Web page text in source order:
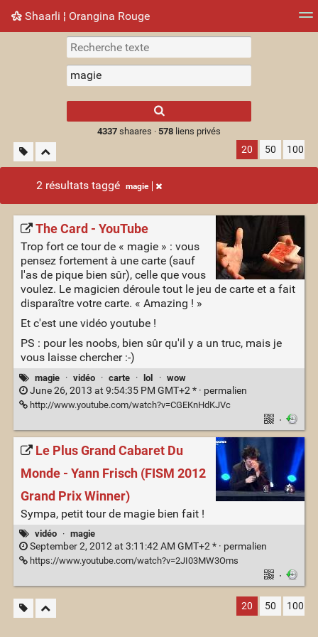
Shaarli ¦ Orangina Rouge
Nuage de tags Mur d'images
results.
4337shaares · 578liens privés
20 50 100
2 résultats taggé magie
The Card - YouTube
Trop fort ce tour de « magie » : vous
pensez fortement à une carte (sauf
l'as de pique bien sûr), celle que vous
voulez. Le magicien déroule tout le jeu de carte et a fait
disparaître votre carte. « Amazing ! »
Et c'est une vidéo youtube !
PS : pour les noobs, bien sûr qu'il y a un truc, mais je
vous laisse chercher :-)
magie · vidéo · carte · lol · wow
June 26, 2013 at 9:54:35 PM GMT+2 * · permalien
http://www.youtube.com/watch?v=CGEKnHdKJVc
·
Le Plus Grand Cabaret Du
Monde - Yann Frisch (FISM 2012
Grand Prix Winner)
Sympa, petit tour de magie bien fait !
vidéo · magie
September 2, 2012 at 3:11:42 AM GMT+2 * · permalien
https://www.youtube.com/watch?v=2JI03MW3Oms
·
20 50 100